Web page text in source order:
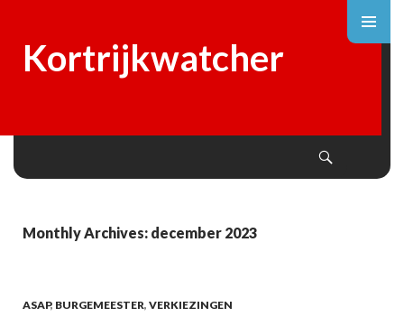
Kortrijkwatcher
Monthly Archives: december 2023
ASAP, BURGEMEESTER, VERKIEZINGEN